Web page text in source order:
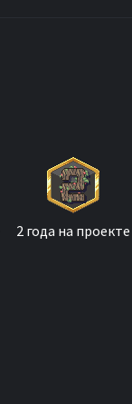
2 года на проекте